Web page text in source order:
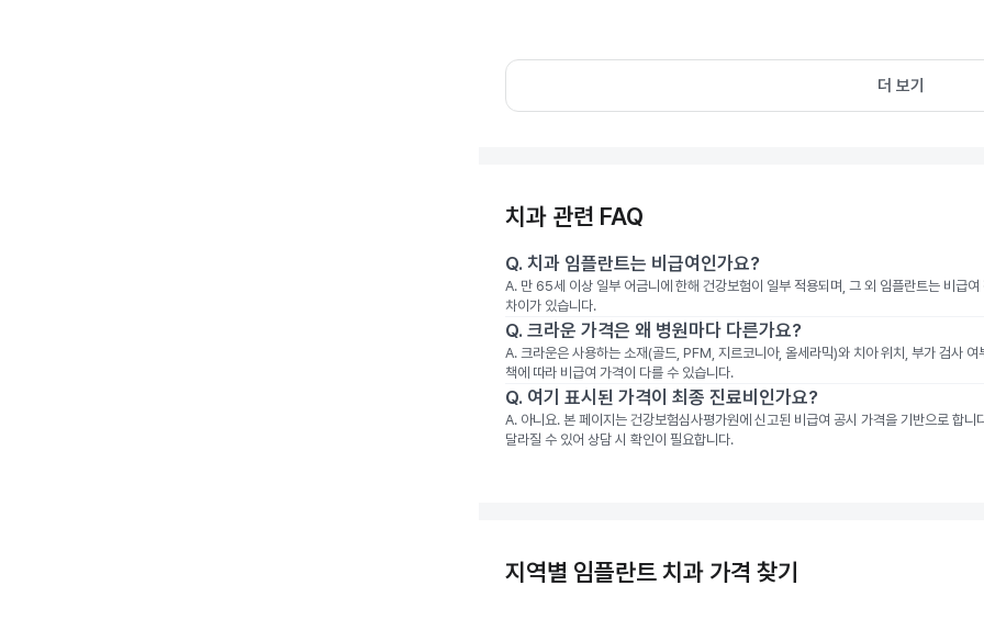
더 보기
치과 관련 FAQ
Q. 치과 임플란트는 비급여인가요?
A. 만 65세 이상 일부 어금니에 한해 건강보험이 일부 적용되며, 그 외 임플란트는 비급
차이가 있습니다.
Q. 크라운 가격은 왜 병원마다 다른가요?
A. 크라운은 사용하는 소재(골드, PFM, 지르코니아, 올세라믹)와 치아 위치, 부가 검사
책에 따라 비급여 가격이 다를 수 있습니다.
Q. 여기 표시된 가격이 최종 진료비인가요?
A. 아니요. 본 페이지는 건강보험심사평가원에 신고된 비급여 공시 가격을 기반으로 합
달라질 수 있어 상담 시 확인이 필요합니다.
지역별 임플란트 치과 가격 찾기